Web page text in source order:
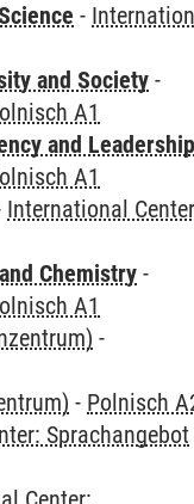
-
and Society -
A1
and Leadership
A1
International
Chemistry -
A1
-
- Polnisch
Sprachangebot